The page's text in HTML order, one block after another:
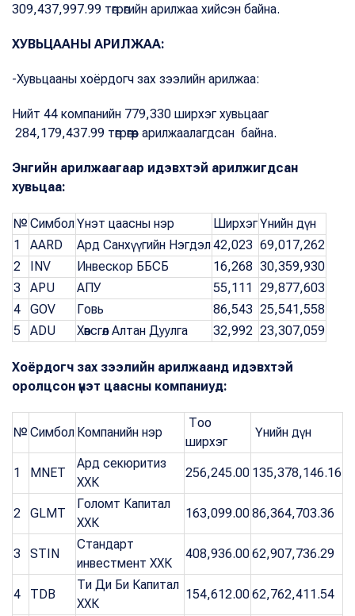
309,437,997.99 төгрөгийн арилжаа хийсэн байна.
ХУВЬЦААНЫ АРИЛЖАА:
-Хувьцааны хоёрдогч зах зээлийн арилжаа:
Нийт 44 компанийн 779,330 ширхэг хувьцааг
284,179,437.99 төгрөгөөр арилжаалагдсан байна.
Энгийн арилжаагаар идэвхтэй арилжигдсан
хувьцаа:
№ СимболҮнэт цаасны нэр ШирхэгҮнийн дүн
1
AARD Ард Санхүүгийн Нэгдэл42,023 69,017,262
2
INV Инвескор ББСБ 16,268 30,359,930
3
APU АПУ 55,111 29,877,603
4
GOV Говь 86,543 25,541,558
5
ADU Хөвсгөл Алтан Дуулга 32,992 23,307,059
Хоёрдогч зах зээлийн арилжаанд идэвхтэй
оролцсон үнэт цаасны компаниуд:
№ Симбол Компанийн нэр
Тоо
ширхэг
Үнийн дүн
1 MNET
Ард секюритиз
ХХК
256,245.00 135,378,146.16
2 GLMT
Голомт Капитал
ХХК
163,099.0086,364,703.36
3 STIN
Стандарт
инвестмент ХХК
408,936.0062,907,736.29
4 TDB
Ти Ди Би Капитал
ХХК
154,612.0062,762,411.54